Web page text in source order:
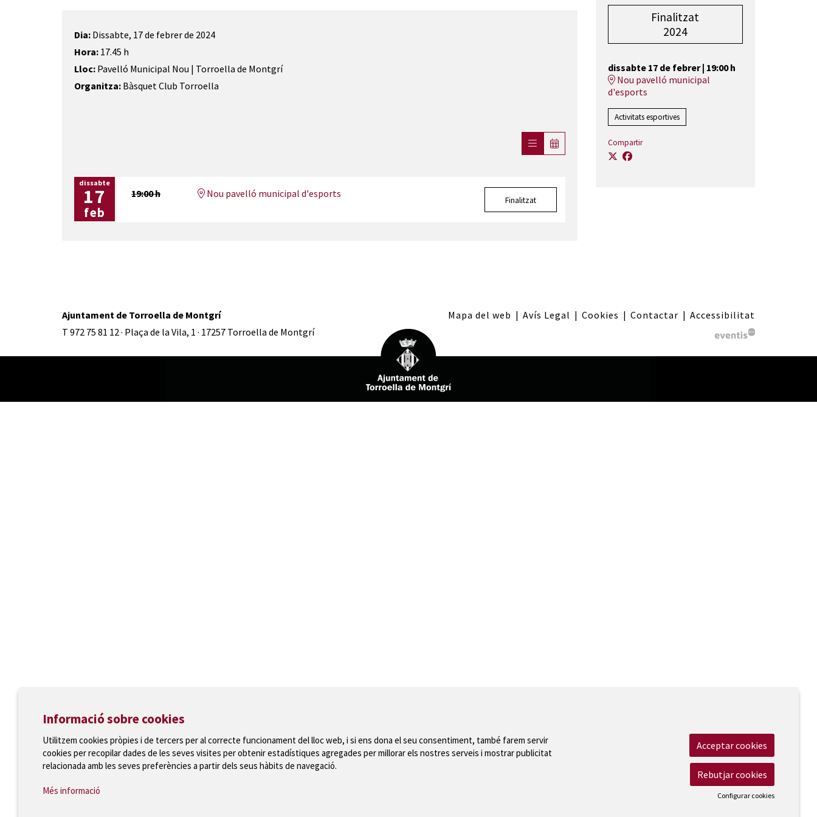
Dia: Dissabte, 17 de febrer de 2024
Hora: 17.45 h
Lloc: Pavelló Municipal Nou | Torroella de Montgrí
Organitza: Bàsquet Club Torroella
dissabte
17
feb
19:00 h Nou pavelló municipal d'esports
Finalitzat
Finalitzat
2024
dissabte 17 de febrer| 19:00 h
Nou pavelló municipal
d'esports
Activitats esportives
Compartir
Ajuntament de Torroella de Montgrí
T 972 75 81 12 · Plaça de la Vila, 1 · 17257 Torroella de Montgrí
Mapa del web | Avís Legal | Cookies | Contactar | Accessibilitat
Informació sobre cookies
Utilitzem cookies pròpies i de tercers per al correcte funcionament del lloc web, i si ens dona el seu consentiment, també farem servir
cookies per recopilar dades de les seves visites per obtenir estadístiques agregades per millorar els nostres serveis i mostrar publicitat
relacionada amb les seves preferències a partir dels seus hàbits de navegació.
Més informació
Acceptar cookies
Rebutjar cookies
Configurar cookies